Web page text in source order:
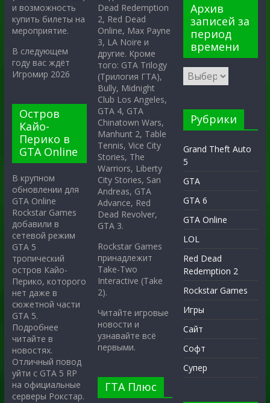
и возможность
купить билеты на
мероприятие.
В следующем
году вас ждёт
Игромир 2026
Остров
Кайо-
Перико в
GTA Online
В крупном
обновлении для
GTA Online
Rockstar Games
добавили в
сетевой режим
GTA 5
тропический
остров Кайо-
Перико, которого
нет даже в
сюжетной части
GTA 5.
Подробнее
читайте в
новостях.
Отличный повод
уйти с GTA 5 RP
на официальные
серверы Рокстар.
Dead Redemption
2, Red Dead
Online, Max Payne
3, LA Noire и
другие. Кроме
того: GTA Trilogy
(Трилогия ГТА),
Bully, Midnight
Club Los Angeles,
GTA 4, GTA
Chinatown Wars,
Manhunt 2, Table
Tennis, Vice City
Stories, The
Warriors, Liberty
City Stories, San
Andreas, GTA
Advance, Red
Dead Revolver,
GTA 3.
Rockstar Games
принадлежит
Take-Two
Interactive (Take
2).
Читайте игровые
новости и
узнавайте всё
первыми.
ГТА Плюс
Архив
записей за
период
времени
Рубрики
Grand Theft Auto
5
GTA
GTA 6
GTA Online
LOL
Red Dead
Redemption 2
Rockstar Games
Игры
Сайт
Софт
Супер